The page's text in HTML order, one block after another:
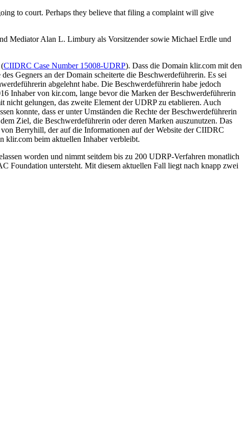
to court. Perhaps they believe that filing a complaint will give
Mediator Alan L. Limbury als Vorsitzender sowie Michael Erdle und
CIIDRC Case Number 15008-UDRP). Dass die Domain klir.com mit den
Gegners an der Domain scheiterte die Beschwerdeführerin. Es sei
abgelehnt habe. Die Beschwerdeführerin habe jedoch
Inhaber von kir.com, lange bevor die Marken der Beschwerdeführerin
nicht gelungen, das zweite Element der UDRP zu etablieren. Auch
konnte, dass er unter Umständen die Rechte der Beschwerdeführerin
Ziel, die Beschwerdeführerin oder deren Marken auszunutzen. Das
Berryhill, der auf die Informationen auf der Website der CIIDRC
klir.com beim aktuellen Inhaber verbleibt.
worden und nimmt seitdem bis zu 200 UDRP-Verfahren monatlich
Foundation untersteht. Mit diesem aktuellen Fall liegt nach knapp zwei